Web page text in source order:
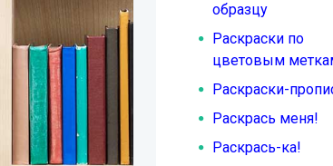
образцу
Раскраски по
цветовым
Раскраски-
Раскрась меня!
Раскрась-ка!